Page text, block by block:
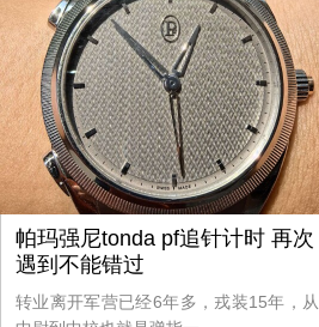
帕玛强尼tonda pf追针计时 再次
遇到不能错过
转业离开军营已经6年多，戎装15年，从